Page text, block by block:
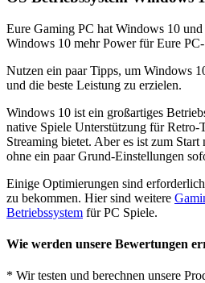
Eure Gaming PC hat Windows 10
Windows 10 mehr Power für Eure
Nutzen ein paar Tipps, um Windows
und die beste Leistung zu erzielen.
Windows 10 ist ein großartiges
native Spiele Unterstützung für
Streaming bietet. Aber es ist zum
ohne ein paar Grund-Einstellungen
Einige Optimierungen sind
zu bekommen. Hier sind weitere
Betriebssystem für PC Spiele.
Wie werden unsere Bewertungen
* Wir testen und berechnen unsere